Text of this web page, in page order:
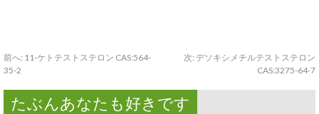
前へ: 11-ケトテストステロン CAS:564-
35-2
次: デソキシメチルテストステロン
CAS:3275-64-7
たぶんあなたも好きです